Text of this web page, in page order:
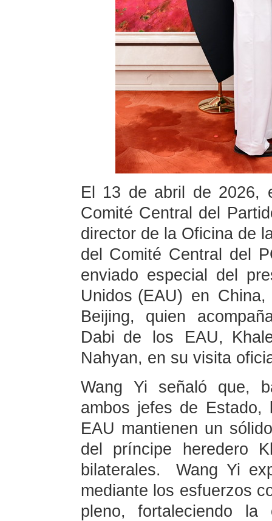
El 13 de abril de 2026,
Comité Central del
director de la Oficina de
del Comité Central del
enviado especial del
Unidos (EAU) en China,
Beijing, quien
Dabi de los EAU,
Nahyan, en su visita
Wang Yi señaló que,
ambos jefes de
EAU mantienen un
del príncipe heredero
bilaterales. Wang Yi
mediante los esfuerzos
pleno, fortaleciendo la